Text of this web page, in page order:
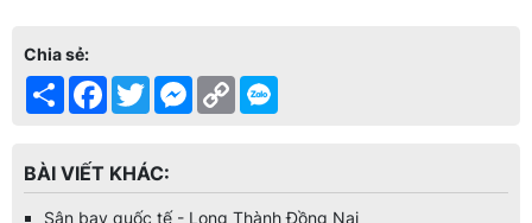
Chia sẻ:
Share Facebook
TwitterMessenger
Copy
Link
BÀI VIẾT KHÁC:
Sân bay quốc tế - Long Thành Đồng Nai